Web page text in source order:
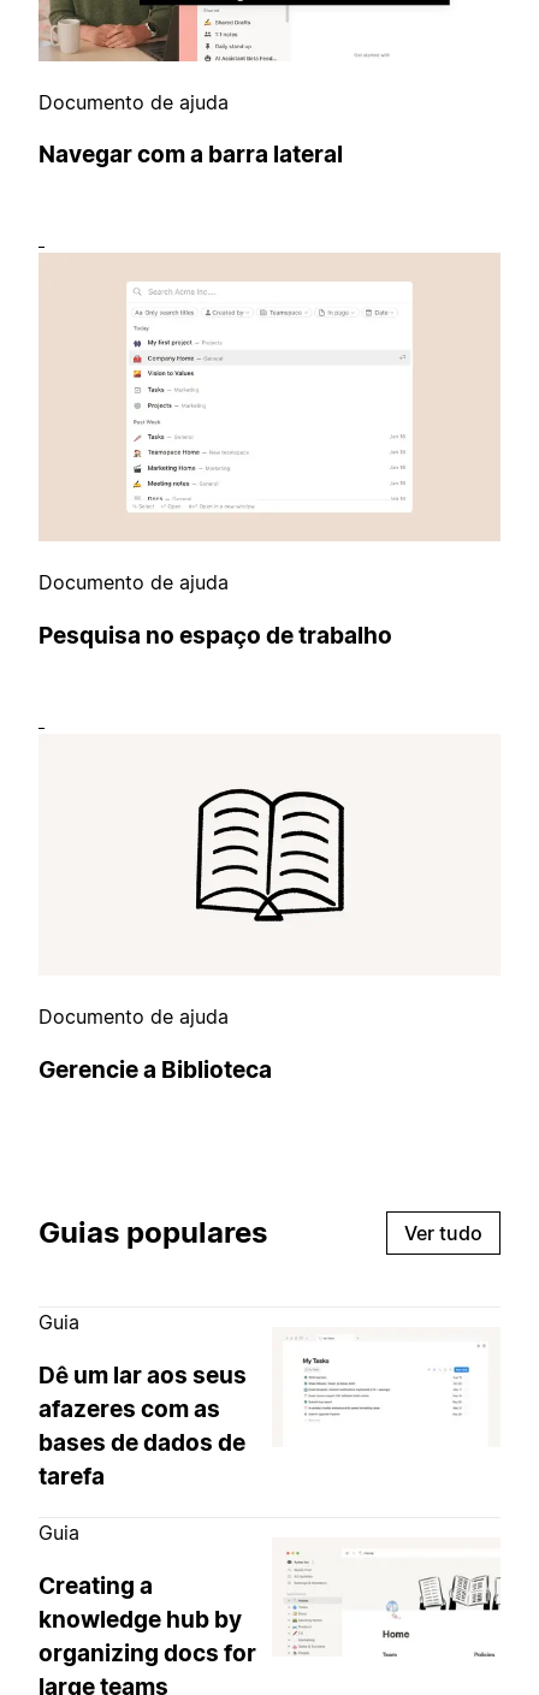
Documento de ajuda
Navegar com a barra lateral
Documento de ajuda
Pesquisa no espaço de trabalho
Documento de ajuda
Gerencie a Biblioteca
Guias populares Ver tudo
Guia
Dê um lar aos seus
afazeres com as
bases de dados de
tarefa
Guia
Creating a
knowledge hub by
organizing docs for
large teams